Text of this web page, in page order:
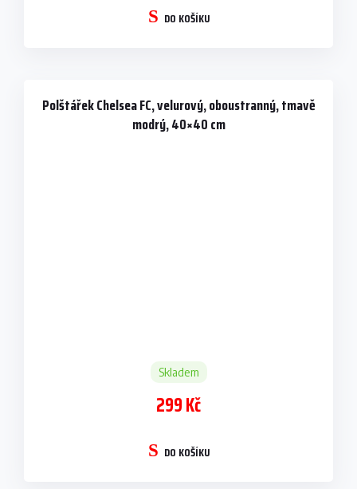
DO KOŠÍKU
Polštářek Chelsea FC, velurový, oboustranný, tmavě
modrý, 40×40 cm
Skladem
299 Kč
DO KOŠÍKU